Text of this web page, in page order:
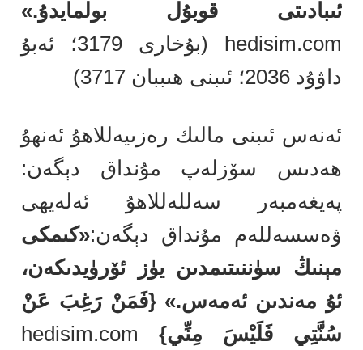
ئىبادىتى قوبۇل بولمايدۇ.»
hedisim.com (بۇخارى 3179؛ ئەبۇ
داۋۇد 2036؛ ئىبنى ھىببان 3717)
ئەنەس ئىبنى مالىك رەزىيەللاھۇ ئەنھۇ
ھەدىس سۆزلەپ مۇنداق دېگەن:
پەيغەمبەر سەللەللاھۇ ئەلەيھى
ۋەسسەللەم مۇنداق دېگەن:«كىمكى
مېنىڭ سۈننىتىمدىن يۈز ئۆرۈيدىكەن،
ئۇ مەندىن ئەمەس.» {فَمَنْ رَغِبَ عَنْ
سُنَّتِي فَلَيْسَ مِنِّي}
hedisim.com